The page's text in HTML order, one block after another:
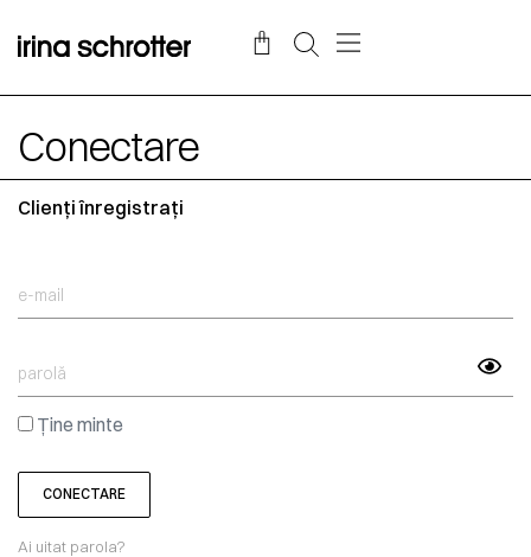
Conectare
Clienți înregistrați
Ține minte
Ai uitat parola?